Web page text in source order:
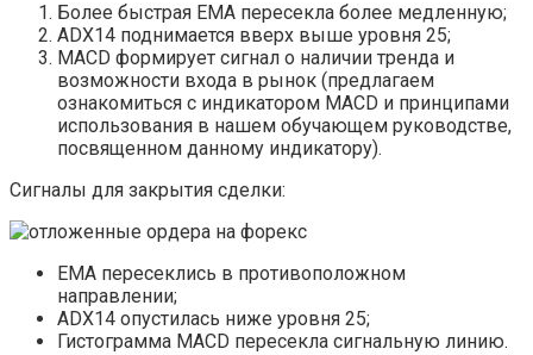
Более быстрая ЕМА пересекла более медленную;
ADX14 поднимается вверх выше уровня 25;
MACD формирует сигнал о наличии тренда и
возможности входа в рынок (предлагаем
ознакомиться с индикатором MACD и принципами
использования в нашем обучающем руководстве,
посвященном данному индикатору).
Сигналы для закрытия сделки:
ЕМА пересеклись в противоположном
направлении;
ADX14 опустилась ниже уровня 25;
Гистограмма MACD пересекла сигнальную линию.